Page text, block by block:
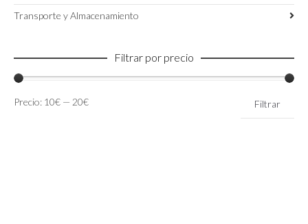
Transporte y Almacenamiento
Filtrar por precio
Precio
Precio
Filtrar
Precio: 10€ — 20€